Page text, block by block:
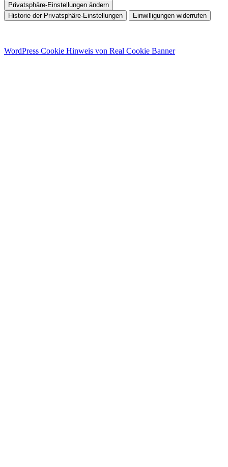
Privatsphäre-Einstellungen ändern
Historie der Privatsphäre-Einstellungen
Einwilligungen widerrufen
WordPress Cookie Hinweis von Real Cookie Banner